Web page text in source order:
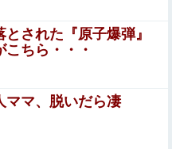
アプ疑惑…先月何も言って
出したのが怪しいよな。
(32)、ダンスで乳が大
信した某映画評論家、
とされた『原子爆弾』
ちら・・・
ママ、脱いだら凄